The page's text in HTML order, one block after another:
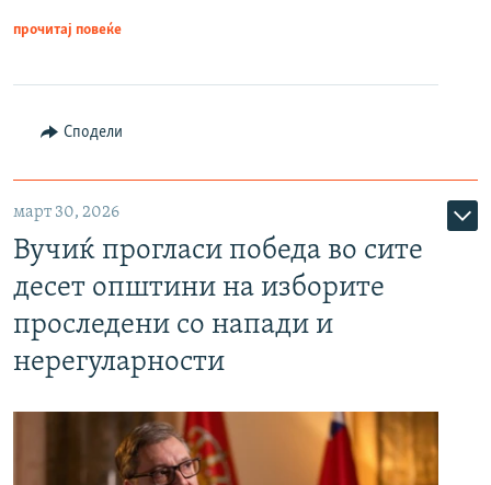
прочитај повеќе
Сподели
март 30, 2026
Вучиќ прогласи победа во сите
десет општини на изборите
проследени со напади и
нерегуларности